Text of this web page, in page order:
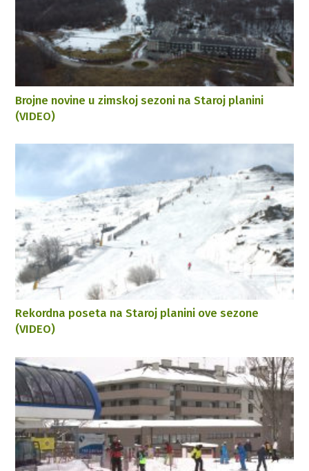
Brojne novine u zimskoj sezoni na Staroj planini
(VIDEO)
Rekordna poseta na Staroj planini ove sezone
(VIDEO)